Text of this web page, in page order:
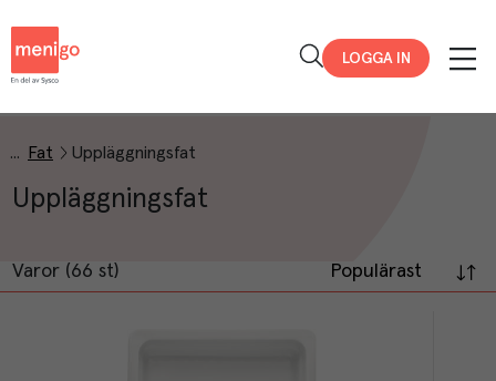
LOGGA IN
Fat Uppläggningsfat
Uppläggningsfat
Varor (66 st) Populärast